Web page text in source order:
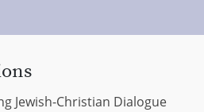
Jewish-Christian Dialogue